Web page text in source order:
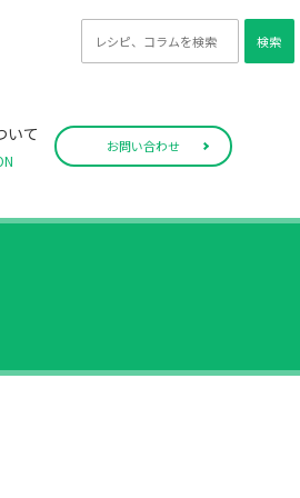
いて
検索
お問い合わせ